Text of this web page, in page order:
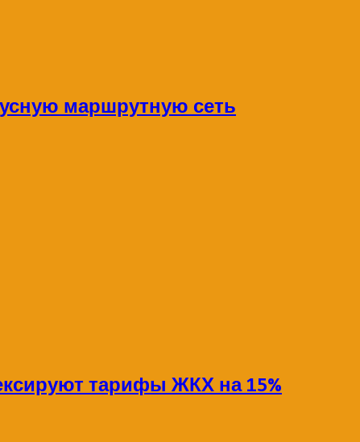
маршрутную сеть
тарифы ЖКХ на 15%